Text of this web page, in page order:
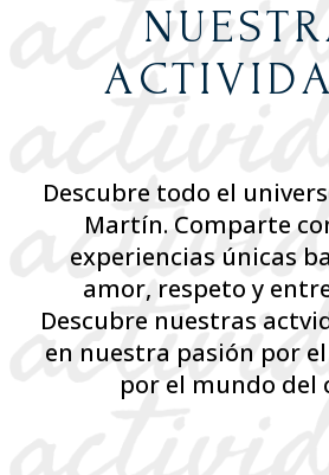
Descubre todo el
Martín. Comparte
experiencias únicas
amor, respeto y
Descubre nuestras
en nuestra pasión por
por el mundo del